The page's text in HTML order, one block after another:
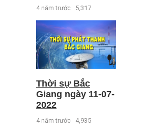
4 năm trước 5,317
Thời sự Bắc
Giang ngày 11-07-
2022
4 năm trước 4,935